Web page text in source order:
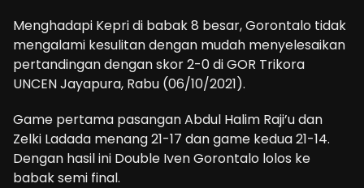
Menghadapi Kepri di babak 8 besar, Gorontalo tidak
mengalami kesulitan dengan mudah menyelesaikan
pertandingan dengan skor 2-0 di GOR Trikora
UNCEN Jayapura, Rabu (06/10/2021).
Game pertama pasangan Abdul Halim Raji’u dan
Zelki Ladada menang 21-17 dan game kedua 21-14.
Dengan hasil ini Double Iven Gorontalo lolos ke
babak semi final.